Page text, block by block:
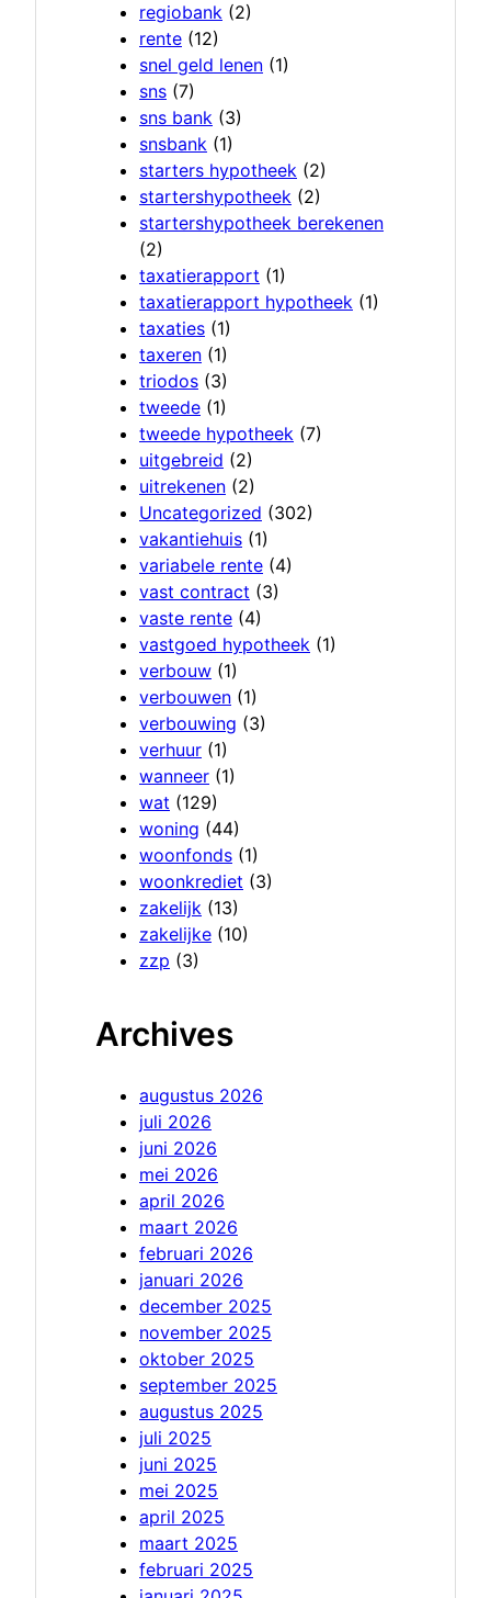
regiobank (2)
rente (12)
snel geld lenen (1)
sns (7)
sns bank (3)
snsbank (1)
starters hypotheek (2)
startershypotheek (2)
startershypotheek berekenen
(2)
taxatierapport (1)
taxatierapport hypotheek (1)
taxaties (1)
taxeren (1)
triodos (3)
tweede (1)
tweede hypotheek (7)
uitgebreid (2)
uitrekenen (2)
Uncategorized (302)
vakantiehuis (1)
variabele rente (4)
vast contract (3)
vaste rente (4)
vastgoed hypotheek (1)
verbouw (1)
verbouwen (1)
verbouwing (3)
verhuur (1)
wanneer (1)
wat (129)
woning (44)
woonfonds (1)
woonkrediet (3)
zakelijk (13)
zakelijke (10)
zzp (3)
Archives
augustus 2026
juli 2026
juni 2026
mei 2026
april 2026
maart 2026
februari 2026
januari 2026
december 2025
november 2025
oktober 2025
september 2025
augustus 2025
juli 2025
juni 2025
mei 2025
april 2025
maart 2025
februari 2025